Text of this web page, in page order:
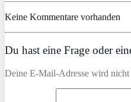
Keine Kommentare vorhanden
Du hast eine Frage oder
Deine E-Mail-Adresse wird